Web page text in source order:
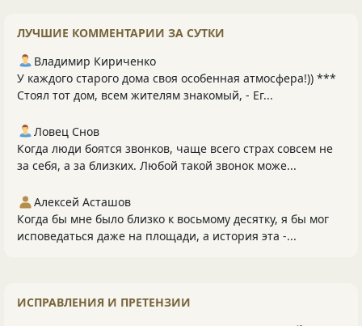
ЛУЧШИЕ КОММЕНТАРИИ ЗА СУТКИ
Владимир Кириченко
У каждого старого дома своя особенная атмосфера!)) ***
Стоял тот дом, всем жителям знакомый, - Ег...
Ловец Снов
Когда люди боятся звонков, чаще всего страх совсем не
за себя, а за близких. Любой такой звонок може...
Алексей Асташов
Когда бы мне было близко к восьмому десятку, я бы мог
исповедаться даже на площади, а история эта -...
ИСПРАВЛЕНИЯ И ПРЕТЕНЗИИ